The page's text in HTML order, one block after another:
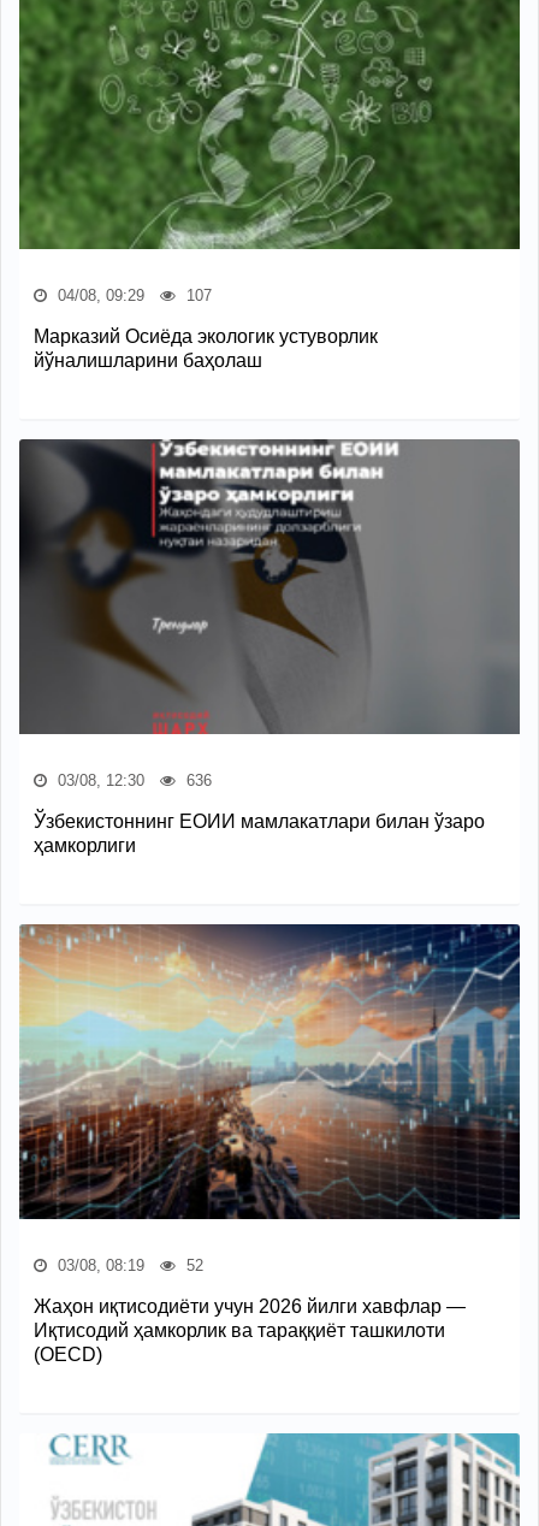
04/08, 09:29 107
Марказий Осиёда экологик устуворлик
йўналишларини баҳолаш
03/08, 12:30 636
Ўзбекистоннинг ЕОИИ мамлакатлари билан ўзаро
ҳамкорлиги
03/08, 08:19 52
Жаҳон иқтисодиёти учун 2026 йилги хавфлар —
Иқтисодий ҳамкорлик ва тараққиёт ташкилоти
(OECD)